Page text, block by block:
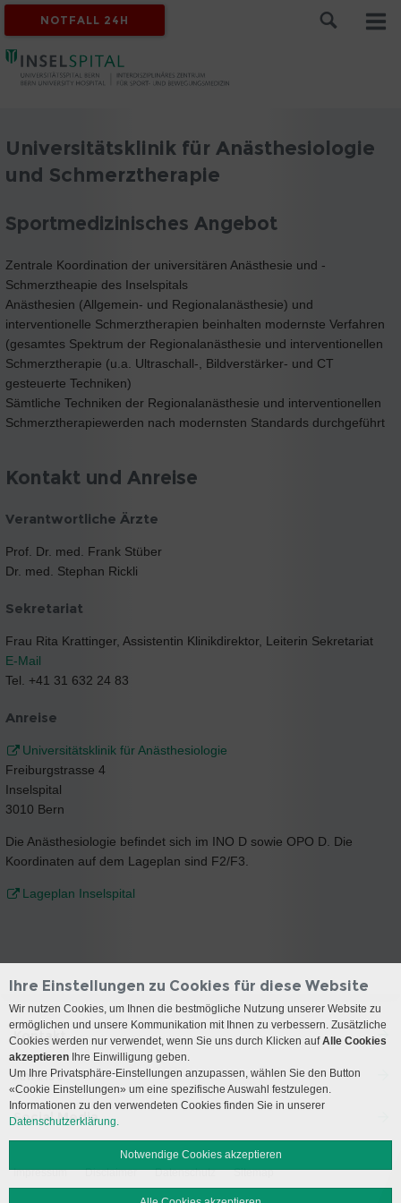
NOTFALL 24H
Universitätsklinik für Anästhesiologie
und Schmerztherapie
Sportmedizinisches Angebot
Zentrale Koordination der universitären Anästhesie und -
Schmerztheapie des Inselspitals
Anästhesien (Allgemein- und Regionalanästhesie) und
interventionelle Schmerztherapien beinhalten modernste Verfahren
(gesamtes Spektrum der Regionalanästhesie und interventionellen
Schmerztherapie (u.a. Ultraschall-, Bildverstärker- und CT
gesteuerte Techniken)
Sämtliche Techniken der Regionalanästhesie und interventionellen
Schmerztherapiewerden nach modernsten Standards durchgeführt
Kontakt und Anreise
Verantwortliche Ärzte
Prof. Dr. med. Frank Stüber
Dr. med. Stephan Rickli
Sekretariat
Frau Rita Krattinger, Assistentin Klinikdirektor, Leiterin Sekretariat
E-Mail
Tel. +41 31 632 24 83
Anreise
Universitätsklinik für Anästhesiologie
Freiburgstrasse 4
Inselspital
3010 Bern
Die Anästhesiologie befindet sich im INO D sowie OPO D. Die
Koordinaten auf dem Lageplan sind F2/F3.
Lageplan Inselspital
Kontakt
Anreise
Social Media
Impressum Disclaimer Datenschutz Sitemap
Ihre Einstellungen zu Cookies für diese Website
Wir nutzen Cookies, um Ihnen die bestmögliche Nutzung unserer Website zu
ermöglichen und unsere Kommunikation mit Ihnen zu verbessern. Zusätzliche
Cookies werden nur verwendet, wenn Sie uns durch Klicken aufAlle Cookies
akzeptieren Ihre Einwilligung geben.
Um Ihre Privatsphäre-Einstellungen anzupassen, wählen Sie den Button
«Cookie Einstellungen» um eine spezifische Auswahl festzulegen.
Informationen zu den verwendeten Cookies finden Sie in unserer
Datenschutzerklärung.
Notwendige Cookies akzeptieren